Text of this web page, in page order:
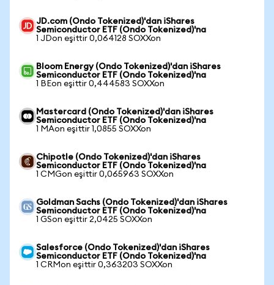
JD.com (Ondo Tokenized)'dan iShares
Semiconductor ETF (Ondo Tokenized)'na
1 JDon eşittir 0,064128 SOXXon
Bloom Energy (Ondo Tokenized)'dan iShares
Semiconductor ETF (Ondo Tokenized)'na
1 BEon eşittir 0,444583 SOXXon
Mastercard (Ondo Tokenized)'dan iShares
Semiconductor ETF (Ondo Tokenized)'na
1 MAon eşittir 1,0855 SOXXon
Chipotle (Ondo Tokenized)'dan iShares
Semiconductor ETF (Ondo Tokenized)'na
1 CMGon eşittir 0,065963 SOXXon
Goldman Sachs (Ondo Tokenized)'dan iShares
Semiconductor ETF (Ondo Tokenized)'na
1 GSon eşittir 2,0425 SOXXon
Salesforce (Ondo Tokenized)'dan iShares
Semiconductor ETF (Ondo Tokenized)'na
1 CRMon eşittir 0,363203 SOXXon